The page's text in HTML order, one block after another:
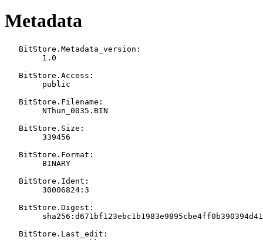
Metadata
   BitStore.Metadata_version:
   BitStore.Access:
   BitStore.Filename:
   BitStore.Size:
   BitStore.Format:
   BitStore.Ident:
   BitStore.Digest:
   BitStore.Last_edit: